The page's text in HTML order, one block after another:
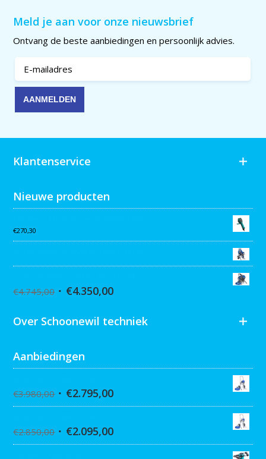
Meld je aan voor onze nieuwsbrief
Ontvang de beste aanbiedingen en persoonlijk advies.
Klantenservice
Nieuwe producten
€270,30
€4.745,00 €4.350,00
Over Schoonewil techniek
Aanbiedingen
€3.980,00 €2.795,00
€2.850,00 €2.095,00